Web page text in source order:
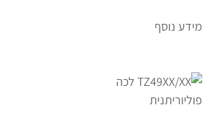
מידע נוסף